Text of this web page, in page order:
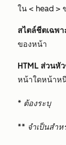
ใน < head >
สไตล์ชีตเฉพ
ของหน้า
HTML ส่วนหั
หน้าใดหน้าห
* ต้องระบุ
** จำเป็นสำห